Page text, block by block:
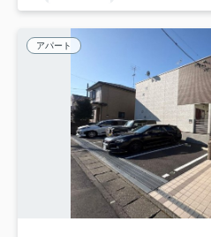
アパート